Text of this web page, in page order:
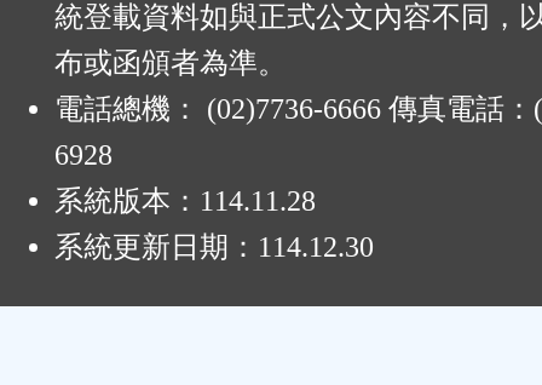
統登載資料如與正式公文內容不同，
布或函頒者為準。
電話總機： (02)7736-6666 傳真電話：
6928
系統版本： 114.11.28
系統更新日期： 114.12.30